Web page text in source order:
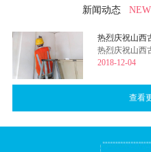
新闻动态
热烈庆祝山西
热烈庆祝山西
2018-12-04
查看